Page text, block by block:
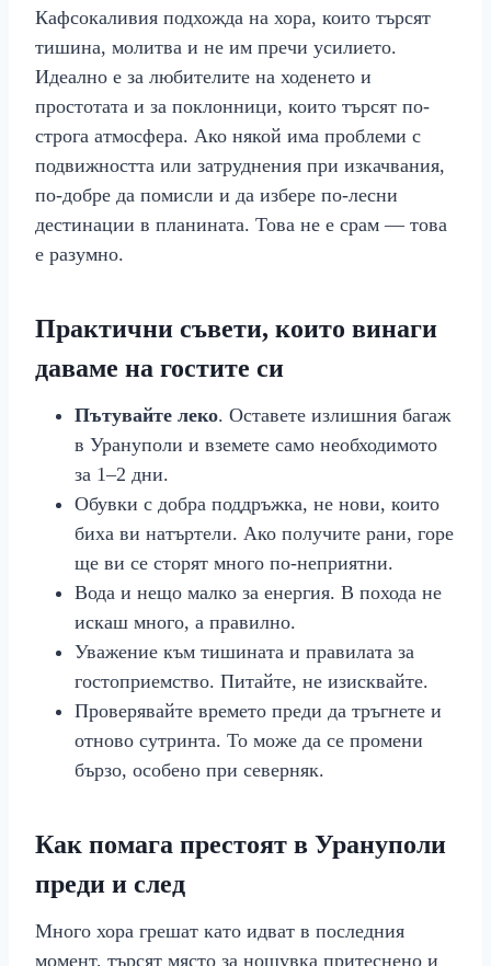
Кафсокаливия подхожда на хора, които търсят
тишина, молитва и не им пречи усилието.
Идеално е за любителите на ходенето и
простотата и за поклонници, които търсят по-
строга атмосфера. Ако някой има проблеми с
подвижността или затруднения при изкачвания,
по-добре да помисли и да избере по-лесни
дестинации в планината. Това не е срам — това
е разумно.
Практични съвети, които винаги
даваме на гостите си
Пътувайте леко. Оставете излишния багаж
в Урануполи и вземете само необходимото
за 1–2 дни.
Обувки с добра поддръжка, не нови, които
биха ви натъртели. Ако получите рани, горе
ще ви се сторят много по-неприятни.
Вода и нещо малко за енергия. В похода не
искаш много, а правилно.
Уважение към тишината и правилата за
гостоприемство. Питайте, не изисквайте.
Проверявайте времето преди да тръгнете и
отново сутринта. То може да се промени
бързо, особено при северняк.
Как помага престоят в Урануполи
преди и след
Много хора грешат като идват в последния
момент, търсят място за нощувка притеснено и